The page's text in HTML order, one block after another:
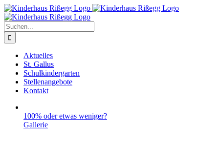
Zum
Inhalt
springen
Suche
nach:
Aktuelles
St. Gallus
Schulkindergarten
Stellenangebote
Kontakt
100% oder etwas weniger?
Gallerie